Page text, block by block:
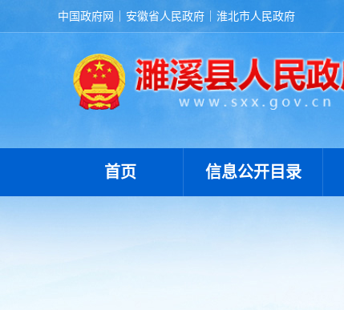
中国政府网 安徽省人民政府 淮北市人民政府
首页 信息公开目录